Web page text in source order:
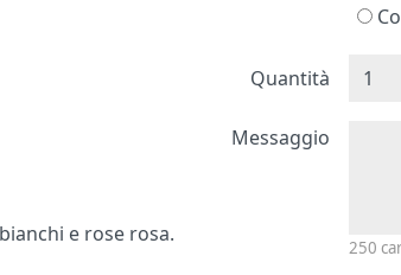
e rose rosa.
Quantità
Messaggio
250